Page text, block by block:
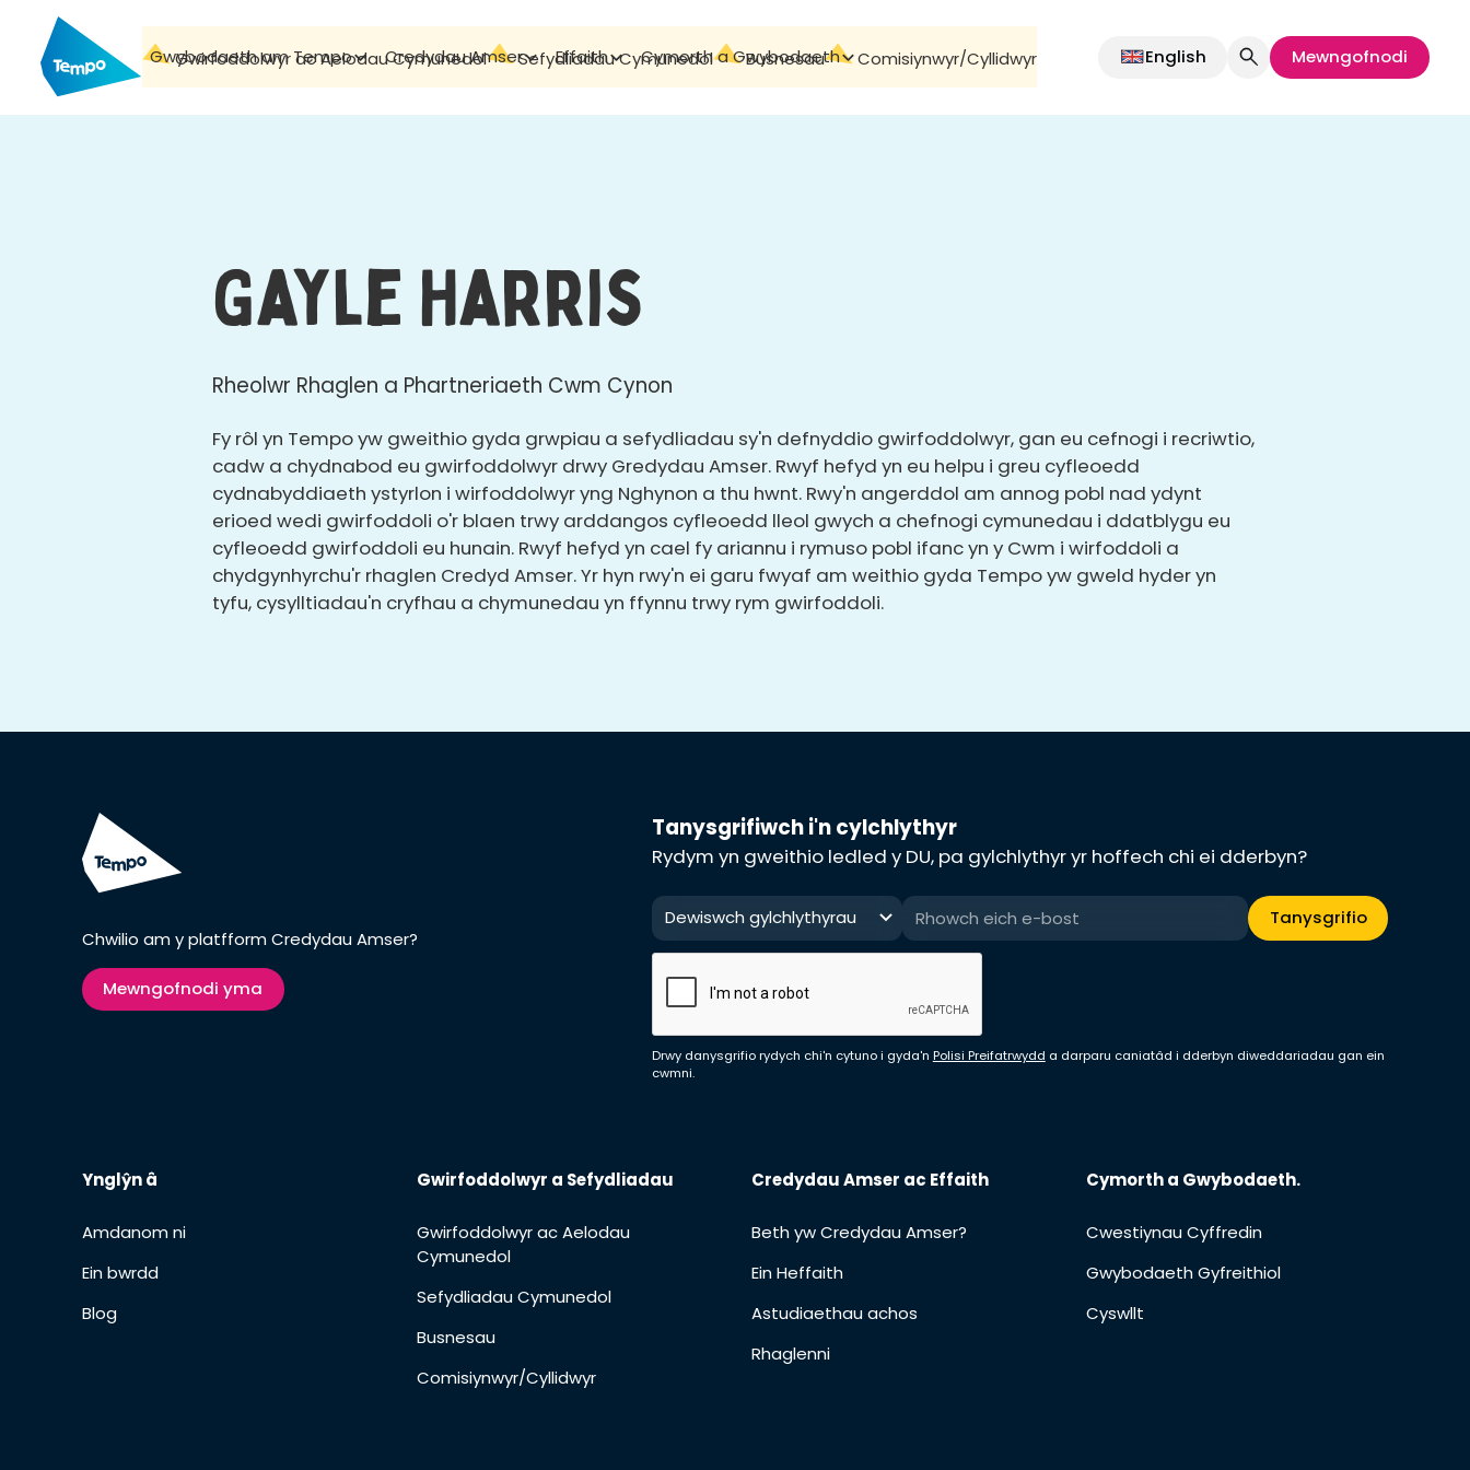
Gwybodaeth am Tempo Credydau Amser Effaith Cymorth a Gwybodaeth Cyswllt
Gwirfoddolwyr ac Aelodau Cymunedol Sefydliadau Cymunedol Busnesau Comisiynwyr/Cyllidwyr English Mewngofnodi
Gayle Harris
Rheolwr Rhaglen a Phartneriaeth Cwm Cynon
Fy rôl yn Tempo yw gweithio gyda grwpiau a sefydliadau sy'n defnyddio gwirfoddolwyr, gan eu cefnogi i recriwtio,
cadw a chydnabod eu gwirfoddolwyr drwy Gredydau Amser. Rwyf hefyd yn eu helpu i greu cyfleoedd
cydnabyddiaeth ystyrlon i wirfoddolwyr yng Nghynon a thu hwnt. Rwy'n angerddol am annog pobl nad ydynt
erioed wedi gwirfoddoli o'r blaen trwy arddangos cyfleoedd lleol gwych a chefnogi cymunedau i ddatblygu eu
cyfleoedd gwirfoddoli eu hunain. Rwyf hefyd yn cael fy ariannu i rymuso pobl ifanc yn y Cwm i wirfoddoli a
chydgynhyrchu'r rhaglen Credyd Amser. Yr hyn rwy'n ei garu fwyaf am weithio gyda Tempo yw gweld hyder yn
tyfu, cysylltiadau'n cryfhau a chymunedau yn ffynnu trwy rym gwirfoddoli.
Chwilio am y platfform Credydau Amser?
Mewngofnodi yma
Tanysgrifiwch i'n cylchlythyr
Rydym yn gweithio ledled y DU, pa gylchlythyr yr hoffech chi ei dderbyn?
Dewiswch gylchlythyrau
Drwy danysgrifio rydych chi'n cytuno i gyda'n Polisi Preifatrwydd a darparu caniatâd i dderbyn diweddariadau gan ein
cwmni.
Ynglŷn â
Amdanom ni
Ein bwrdd
Blog
Gwirfoddolwyr a Sefydliadau
Gwirfoddolwyr ac Aelodau
Cymunedol
Sefydliadau Cymunedol
Busnesau
Comisiynwyr/Cyllidwyr
Credydau Amser ac Effaith
Beth yw Credydau Amser?
Ein Heffaith
Astudiaethau achos
Rhaglenni
Cymorth a Gwybodaeth.
Cwestiynau Cyffredin
Gwybodaeth Gyfreithiol
Cyswllt